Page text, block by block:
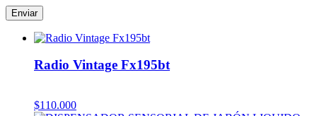
Radio Vintage Fx195bt
$110.000